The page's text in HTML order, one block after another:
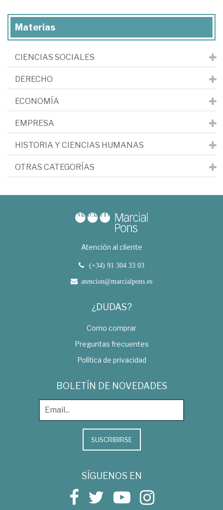
Materias
CIENCIAS SOCIALES
DERECHO
ECONOMÍA
EMPRESA
HISTORIA Y CIENCIAS HUMANAS
OTRAS CATEGORÍAS
Atención al cliente
(+34) 91 304 33 03
atencion@marcialpons.es
¿DUDAS?
Como comprar
Preguntas frecuentes
Política de privacidad
BOLETÍN DE NOVEDADES
SUSCRIBIRSE
SÍGUENOS EN